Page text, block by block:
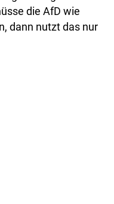
die AfD wie
dann nutzt das nur